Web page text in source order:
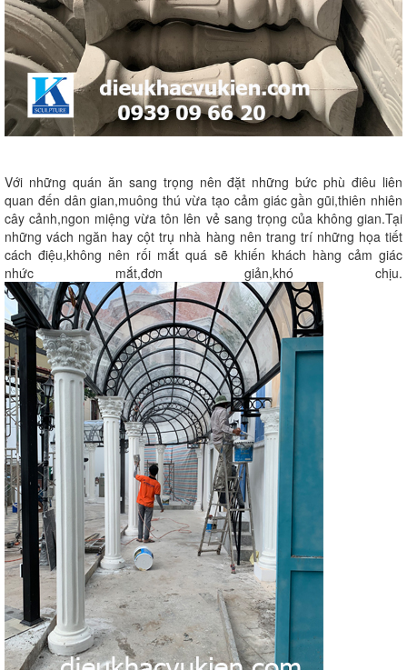
Với những quán ăn sang trọng nên đặt những bức phù điêu liên
quan đến dân gian,muông thú vừa tạo cảm giác gần gũi,thiên nhiên
cây cảnh,ngon miệng vừa tôn lên vẻ sang trọng của không gian.Tại
những vách ngăn hay cột trụ nhà hàng nên trang trí những họa tiết
cách điệu,không nên rối mắt quá sẽ khiến khách hàng cảm giác
nhức mắt,đơn giản,khó chịu.